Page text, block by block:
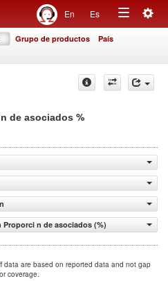
En Es
Toggle
Grupo de productos País
de asociados %
n de asociados (%)
data are based on reported data and not gap
coverage.